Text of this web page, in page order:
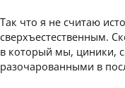
Так что я не считаю
сверхъестественным.
в который мы, циники,
разочарованными в